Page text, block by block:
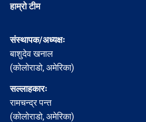
हाम्रो टीम
संस्थापक/अध्यक्षः
बाशुदेव खनाल
(कोलोराडो, अमेरिका)
सल्लाहकारः
रामचन्द्र पन्त
(कोलोराडो, अमेरिका)